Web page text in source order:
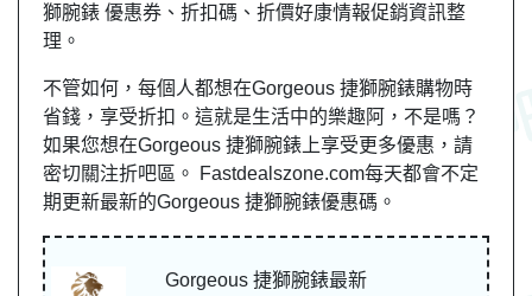
獅腕錶 優惠券、折扣碼、折價好康情報促銷資訊整
理。
不管如何，每個人都想在Gorgeous 捷獅腕錶購物時
省錢，享受折扣。這就是生活中的樂趣阿，不是嗎？
如果您想在Gorgeous 捷獅腕錶上享受更多優惠，請
密切關注折吧區。 Fastdealszone.com每天都會不定
期更新最新的Gorgeous 捷獅腕錶優惠碼。
Gorgeous 捷獅腕錶最新